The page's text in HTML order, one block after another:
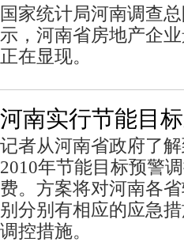
国家统计局河南调查
示，河南省房地产企
正在显现。
河南实行节能目
记者从河南省政府了
2010年节能目标预警
费。方案将对河南各
别分别有相应的应急
调控措施。